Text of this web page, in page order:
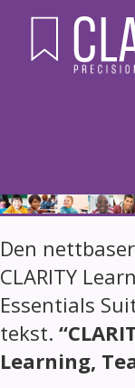
Den
CLARITY
Essentials
tekst.
Learning,